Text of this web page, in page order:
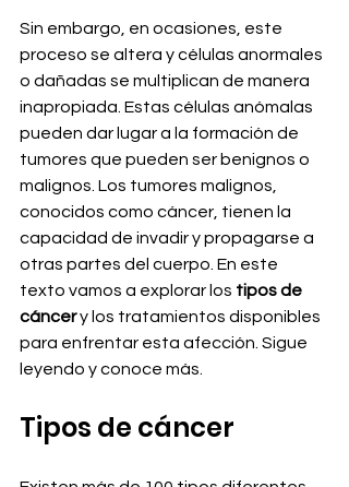
Sin embargo, en ocasiones, este
proceso se altera y células anormales
o dañadas se multiplican de manera
inapropiada. Estas células anómalas
pueden dar lugar a la formación de
tumores que pueden ser benignos o
malignos. Los tumores malignos,
conocidos como cáncer, tienen la
capacidad de invadir y propagarse a
otras partes del cuerpo. En este
texto vamos a explorar los tipos de
cáncer y los tratamientos disponibles
para enfrentar esta afección. Sigue
leyendo y conoce más.
Tipos de cáncer